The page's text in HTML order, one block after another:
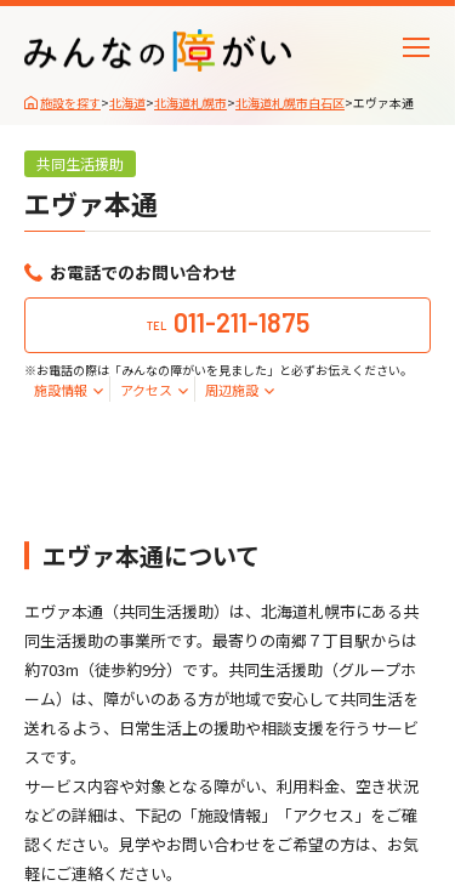
施設を探す>北海道>北海道札幌市>北海道札幌市白石区>エヴァ本通
共同生活援助
エヴァ本通
お電話でのお問い合わせ
TEL 011-211-1875
※お電話の際は「みんなの障がいを見ました」と必ずお伝えください。
施設情報 アクセス 周辺施設
エヴァ本通について
エヴァ本通（共同生活援助）は、北海道札幌市にある共
同生活援助の事業所です。最寄りの南郷７丁目駅からは
約703m（徒歩約9分）です。共同生活援助（グループホ
ーム）は、障がいのある方が地域で安心して共同生活を
送れるよう、日常生活上の援助や相談支援を行うサービ
スです。
サービス内容や対象となる障がい、利用料金、空き状況
などの詳細は、下記の「施設情報」「アクセス」をご確
認ください。見学やお問い合わせをご希望の方は、お気
軽にご連絡ください。